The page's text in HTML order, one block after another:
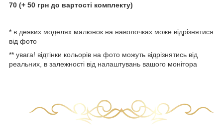
70 (+ 50 грн до вартості комплекту)
* в деяких моделях малюнок на наволочках може відрізнятися
від фото
** увага! відтінки кольорів на фото можуть відрізнятись від
реальних, в залежності від налаштувань вашого монітора